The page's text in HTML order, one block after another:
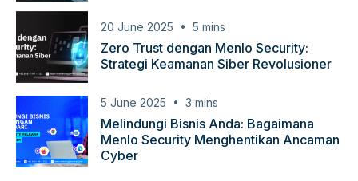
20 June 2025 5 mins
Zero Trust dengan Menlo Security:
Strategi Keamanan Siber Revolusioner
5 June 2025 3 mins
Melindungi Bisnis Anda: Bagaimana
Menlo Security Menghentikan Ancaman
Cyber